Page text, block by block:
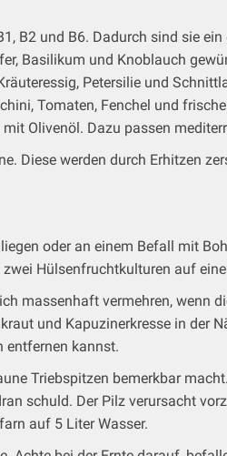
und B6. Dadurch sind sie
Basilikum und Knoblauch
Petersilie und
Tomaten, Fenchel und
Olivenöl. Dazu passen
Diese werden durch Erhitzen
oder an einem Befall mit
Hülsenfruchtkulturen auf
massenhaft vermehren, wenn
und Kapuzinerkresse in der
entfernen kannst.
Triebspitzen bemerkbar
schuld. Der Pilz verursacht
auf 5 Liter Wasser.